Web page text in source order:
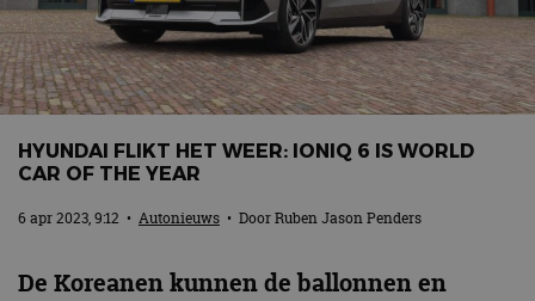
Contact
MotorRAI.nl
HYUNDAI FLIKT HET WEER: IONIQ 6 IS WORLD
CAR OF THE YEAR
6 apr 2023, 9:12 • Autonieuws • DoorRuben Jason Penders
De Koreanen kunnen de ballonnen en